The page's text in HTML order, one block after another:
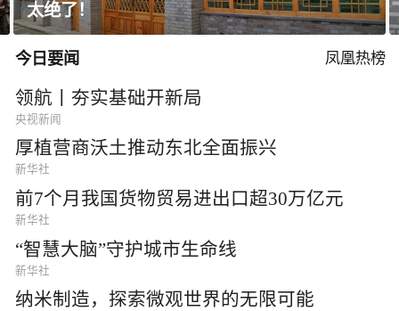
美国研究员首度运用AI生成全新病毒
今日要闻 凤凰热榜
领航丨夯实基础开新局
央视新闻
厚植营商沃土推动东北全面振兴
新华社
前7个月我国货物贸易进出口超30万亿元
新华社
“智慧大脑”守护城市生命线
新华社
纳米制造，探索微观世界的无限可能